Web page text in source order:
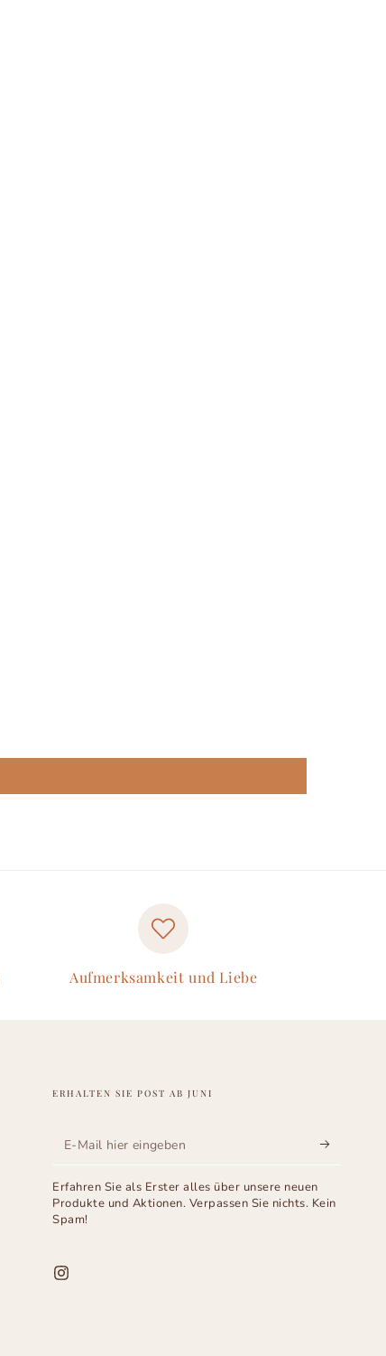
Aufmerksamkeit und Liebe
ERHALTEN SIE POST AB JUNI
E-
hier
eingeben
Erfahren Sie als Erster alles über unsere neuen
Produkte und Aktionen. Verpassen Sie nichts. Kein
Spam!
Instagram